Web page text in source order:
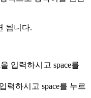
됩니다.
을 입력하시고 space를
력하시고 space를 누르